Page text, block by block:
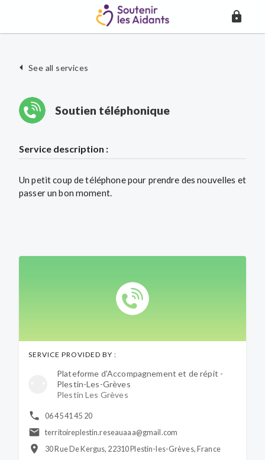
See all services
Soutien téléphonique
Service description :
Un petit coup de téléphone pour prendre des nouvelles et
passer un bon moment.
SERVICE PROVIDED BY :
Plateforme d'Accompagnement et de répit -
Plestin-Les-Grèves
Plestin Les Grèves
06 45 41 45 20
territoireplestin.reseauaaa@gmail.com
30 Rue De Kergus, 22310 Plestin-les-Grèves, France